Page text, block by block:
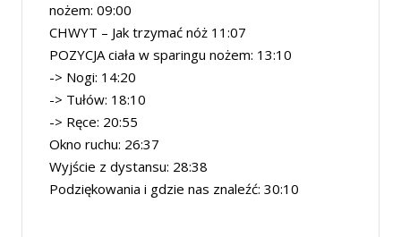
nożem: 09:00
CHWYT – Jak trzymać nóż 11:07
POZYCJA ciała w sparingu nożem: 13:10
-> Nogi: 14:20
-> Tułów: 18:10
-> Ręce: 20:55
Okno ruchu: 26:37
Wyjście z dystansu: 28:38
Podziękowania i gdzie nas znaleźć: 30:10